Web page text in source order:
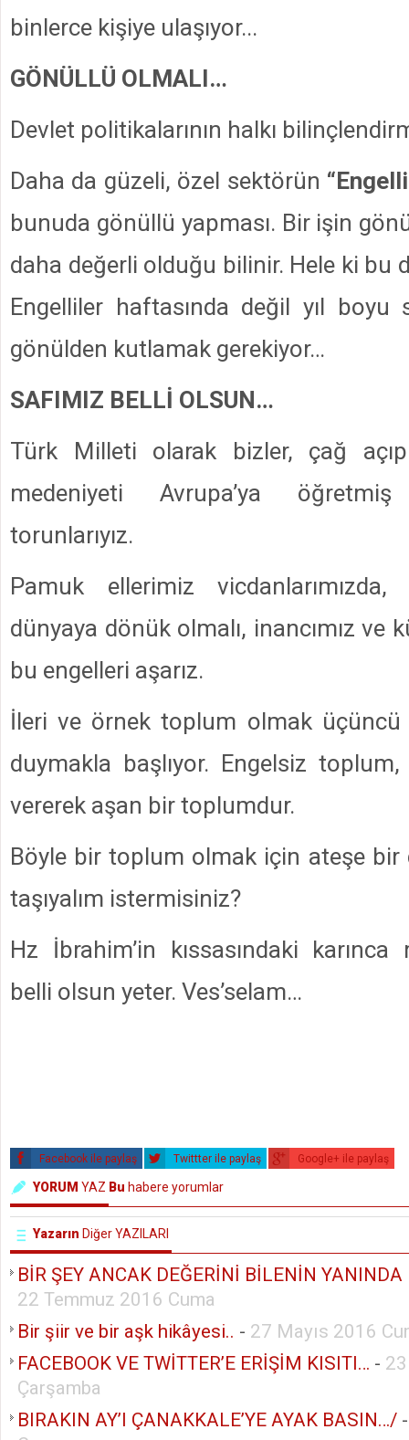
binlerce kişiye ulaşıyor...
GÖNÜLLÜ OLMALI…
Devlet politikalarının halkı
Daha da güzeli, özel sektörün
bunuda gönüllü yapması. Bir işin
daha değerli olduğu bilinir. Hele ki bu
Engelliler haftasında değil yıl boyu
gönülden kutlamak gerekiyor…
SAFIMIZ BELLİ OLSUN…
Türk Milleti olarak bizler, çağ
medeniyeti Avrupa’ya
torunlarıyız.
Pamuk ellerimiz
dünyaya dönük olmalı, inancımız ve
bu engelleri aşarız.
İleri ve örnek toplum olmak üçüncü
duymakla başlıyor. Engelsiz
vererek aşan bir toplumdur.
Böyle bir toplum olmak için ateşe bir
taşıyalım istermisiniz?
Hz İbrahim’in kıssasındaki karınca
belli olsun yeter. Ves’selam…
Facebook ile paylaş Twittter ile paylaş Google+ ile paylaş
YORUM YAZ Bu habere yorumlar
Yazarın Diğer YAZILARI
BİR ŞEY ANCAK DEĞERİNİ BİLENİN
22 Temmuz 2016 Cuma
Bir şiir ve bir aşk hikâyesi.. - 27 Mayıs 2016
FACEBOOK VE TWİTTER’E ERİŞİM KISITI… -
Çarşamba
BIRAKIN AY’I ÇANAKKALE’YE AYAK BASIN…/